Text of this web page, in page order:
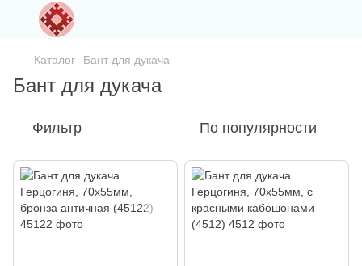
Каталог Бант для дукача
Бант для дукача
Фильтр По популярности